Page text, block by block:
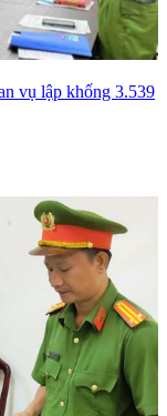
vụ lập khống 3.539